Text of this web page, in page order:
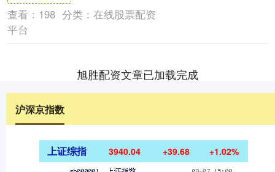
查看： 198 分类： 在线股票配资
平台
旭胜配资文章已加载完成
沪深京指数
上证综指 3940.04 +39.68 +1.02%